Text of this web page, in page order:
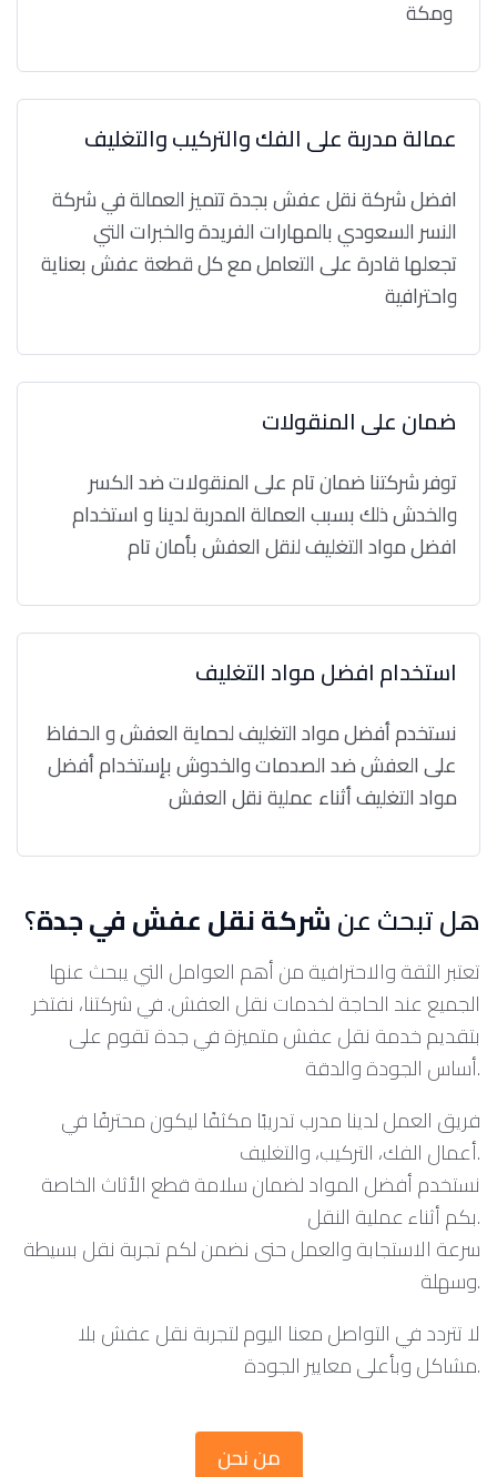
عمالة مدربة على الفك والتركيب والتغليف
افضل شركة نقل عفش بجدة تتميز العمالة في شركة
النسر السعودي بالمهارات الفريدة والخبرات التي
تجعلها قادرة على التعامل مع كل قطعة عفش بعناية
واحترافية
ضمان على المنقولات
توفر شركتنا ضمان تام على المنقولات ضد الكسر
والخدش ذلك بسبب العمالة المدربة لدينا و استخدام
افضل مواد التغليف لنقل العفش بأمان تام
استخدام افضل مواد التغليف
نستخدم أفضل مواد التغليف لحماية العفش و الحفاظ
على العفش ضد الصدمات والخدوش بإستخدام أفضل
مواد التغليف أثناء عملية نقل العفش
هل تبحث عنشركة نقل عفش في جدة؟
تعتبر الثقة والاحترافية من أهم العوامل التي يبحث عنها
الجميع عند الحاجة لخدمات نقل العفش. في شركتنا، نفتخر
بتقديم خدمة نقل عفش متميزة في جدة تقوم على
أساس الجودة والدقة.
أعمال الفك، التركيب، والتغليف.
نستخدم أفضل المواد لضمان سلامة قطع الأثاث الخاصة
بكم أثناء عملية النقل.
سرعة الاستجابة والعمل حتى نضمن لكم تجربة نقل بسيطة
وسهلة.
لا تتردد في التواصل معنا اليوم لتجربة نقل عفش بلا
مشاكل وبأعلى معايير الجودة.
من نحن